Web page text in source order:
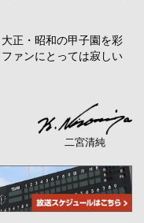
正・昭和の甲子園を彩
ァンにとっては寂しい
二宮清純